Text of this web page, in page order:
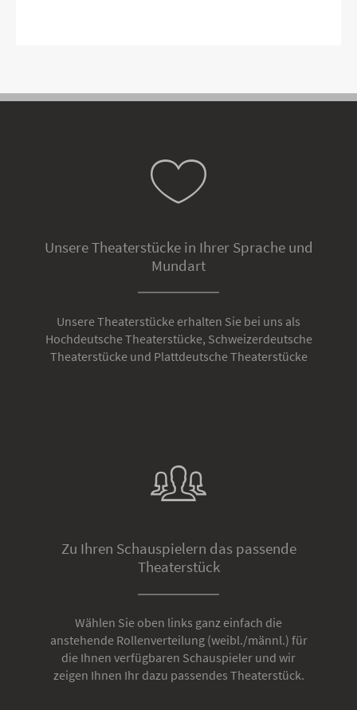
Unsere Theaterstücke in Ihrer Sprache und
Mundart
Unsere Theaterstücke erhalten Sie bei uns als
Hochdeutsche Theaterstücke, Schweizerdeutsche
Theaterstücke und Plattdeutsche Theaterstücke
Zu Ihren Schauspielern das passende
Theaterstück
Wählen Sie oben links ganz einfach die
anstehende Rollenverteilung (weibl./männl.) für
die Ihnen verfügbaren Schauspieler und wir
zeigen Ihnen Ihr dazu passendes Theaterstück.